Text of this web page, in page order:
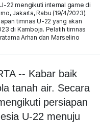
22 mengikuti internal game di
Jakarta, Rabu (19/4/2023).
timnas U-22 yang akan
di Kamboja. Pelatih timnas
Arhan dan Marselino
-- Kabar baik
tanah air. Secara
persiapan
U-22 menuju